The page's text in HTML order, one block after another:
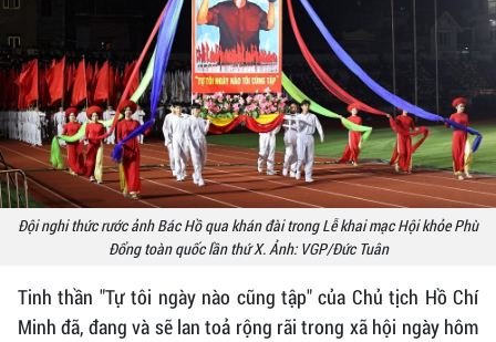
Đội nghi thức rước ảnh Bác Hồ qua khán đài trong Lễ khai mạc Hội khỏe Phù
Đổng toàn quốc lần thứ X. Ảnh: VGP/Đức Tuân
Tinh thần "Tự tôi ngày nào cũng tập" của Chủ tịch Hồ Chí
Minh đã, đang và sẽ lan toả rộng rãi trong xã hội ngày hôm